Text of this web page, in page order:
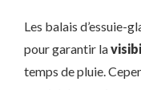
Les balais d’essuie-
pour garantir la
temps de pluie.